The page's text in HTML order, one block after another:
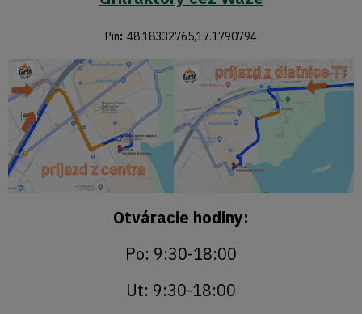
Pin: 48.18332765,17.1790794
Otváracie hodiny:
Po: 9:30-18:00
Ut: 9:30-18:00